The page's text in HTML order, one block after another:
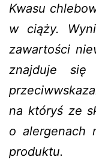
Kwasu
w ciąży.
zawartości
znajduje
na któryś ze
o alergenach
produktu.